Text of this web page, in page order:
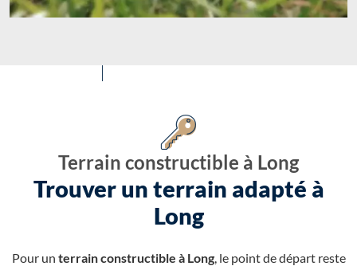
Terrain constructible à Long
Trouver un terrain adapté à
Long
Pour un terrain constructible à Long, le point de départ reste